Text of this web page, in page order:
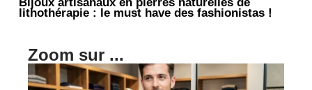
lithothérapie : le must have des fashionistas !
Zoom sur ...